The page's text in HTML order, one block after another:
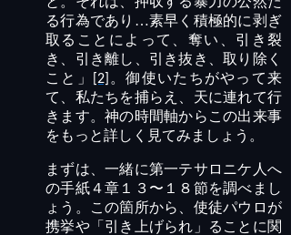
る行為であり…素早く積極的に剥ぎ
取ることによって、奪い、引き裂
き、引き離し、引き抜き、取り除く
こと」
[2] 。御使いたちがやって来
て、私たちを捕らえ、天に連れて行
きます。神の時間軸からこの出来事
をもっと詳しく見てみましょう。
まずは、一緒に第一テサロニケ人へ
の手紙４章１３〜１８節を調べまし
ょう。この箇所から、使徒パウロが
携挙や「引き上げられ」ることに関